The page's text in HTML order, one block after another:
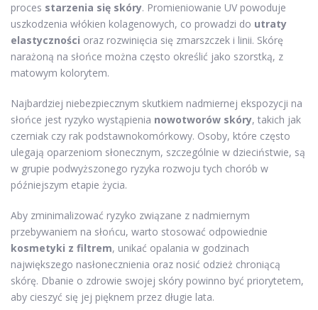
proces starzenia się skóry. Promieniowanie UV powoduje
uszkodzenia włókien kolagenowych, co prowadzi do utraty
elastyczności oraz rozwinięcia się zmarszczek i linii. Skórę
narażoną na słońce można często określić jako szorstką, z
matowym kolorytem.
Najbardziej niebezpiecznym skutkiem nadmiernej ekspozycji na
słońce jest ryzyko wystąpienia nowotworów skóry, takich jak
czerniak czy rak podstawnokomórkowy. Osoby, które często
ulegają oparzeniom słonecznym, szczególnie w dzieciństwie, są
w grupie podwyższonego ryzyka rozwoju tych chorób w
późniejszym etapie życia.
Aby zminimalizować ryzyko związane z nadmiernym
przebywaniem na słońcu, warto stosować odpowiednie
kosmetyki z filtrem, unikać opalania w godzinach
największego nasłonecznienia oraz nosić odzież chroniącą
skórę. Dbanie o zdrowie swojej skóry powinno być priorytetem,
aby cieszyć się jej pięknem przez długie lata.